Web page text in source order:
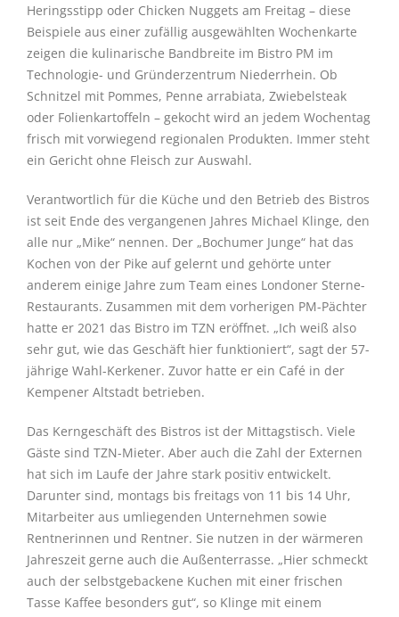
Heringsstipp oder Chicken Nuggets am Freitag – diese
Beispiele aus einer zufällig ausgewählten Wochenkarte
zeigen die kulinarische Bandbreite im Bistro PM im
Technologie- und Gründerzentrum Niederrhein. Ob
Schnitzel mit Pommes, Penne arrabiata, Zwiebelsteak
oder Folienkartoffeln – gekocht wird an jedem Wochentag
frisch mit vorwiegend regionalen Produkten. Immer steht
ein Gericht ohne Fleisch zur Auswahl.
Verantwortlich für die Küche und den Betrieb des Bistros
ist seit Ende des vergangenen Jahres Michael Klinge, den
alle nur „Mike“ nennen. Der „Bochumer Junge“ hat das
Kochen von der Pike auf gelernt und gehörte unter
anderem einige Jahre zum Team eines Londoner Sterne-
Restaurants. Zusammen mit dem vorherigen PM-Pächter
hatte er 2021 das Bistro im TZN eröffnet. „Ich weiß also
sehr gut, wie das Geschäft hier funktioniert“, sagt der 57-
jährige Wahl-Kerkener. Zuvor hatte er ein Café in der
Kempener Altstadt betrieben.
Das Kerngeschäft des Bistros ist der Mittagstisch. Viele
Gäste sind TZN-Mieter. Aber auch die Zahl der Externen
hat sich im Laufe der Jahre stark positiv entwickelt.
Darunter sind, montags bis freitags von 11 bis 14 Uhr,
Mitarbeiter aus umliegenden Unternehmen sowie
Rentnerinnen und Rentner. Sie nutzen in der wärmeren
Jahreszeit gerne auch die Außenterrasse. „Hier schmeckt
auch der selbstgebackene Kuchen mit einer frischen
Tasse Kaffee besonders gut“, so Klinge mit einem